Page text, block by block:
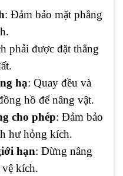
: Đảm bảo mặt phẳng
phải được đặt thẳng
hạ: Quay đều và
hồ để nâng vật.
cho phép: Đảm bảo
hư hỏng kích.
hạn: Dừng nâng
vệ kích.